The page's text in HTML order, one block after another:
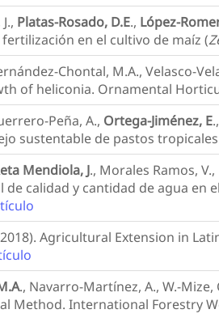
Platas-Rosado, D.E., López-
en el cultivo de maíz (
Chontal, M.A., Velasco-
of heliconia. Ornamental
Peña, A., Ortega-Jiménez, E
sustentable de pastos
Mendiola, J., Morales Ramos,
calidad y cantidad de agua en
Agricultural Extension in
., Navarro-Martínez, A., W.-
Method. International Forestry